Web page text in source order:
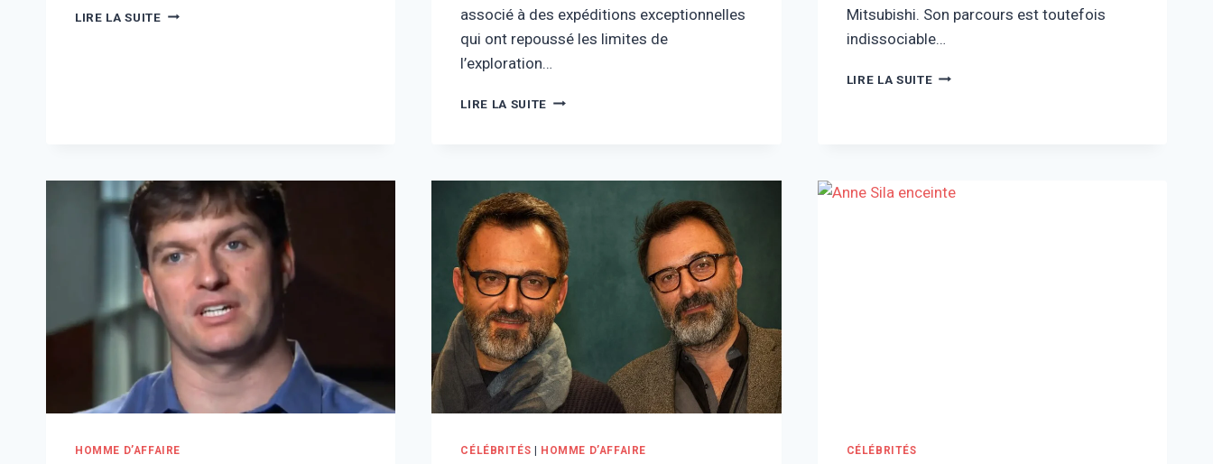
LIRE LA SUITEGMK
EN
2026
?
associé à des expéditions exceptionnelles
qui ont repoussé les limites de
l’exploration…
LIRE LA SUITE HAMISH
LA
VALEUR
DE
SON
PATRIMOINE
?
Mitsubishi. Son parcours est toutefois
indissociable…
LIRE LA SUITECARLOS
RÉELLEMENT
HOMME D’AFFAIRE CÉLÉBRITÉS | HOMME D’AFFAIRE CÉLÉBRITÉS